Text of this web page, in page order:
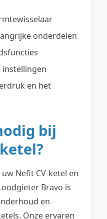
onderdelen
instellingen
en het
bij
Nefit CV-ketel en
Bravo is
en
Onze ervaren